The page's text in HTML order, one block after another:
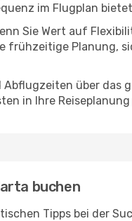
im Flugplan
Sie Wert auf
frühzeitige Planung,
über
in Ihre Reiseplanung
buchen
Tipps bei der